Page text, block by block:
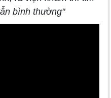
bình thường"